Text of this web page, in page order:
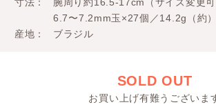
寸法
腕周り約16.5-17cm（サイズ変更可
6.7〜7.2mm玉×27個／14.2g（約）
産地
ブラジル
SOLD OUT
お買い上げ有難うございま